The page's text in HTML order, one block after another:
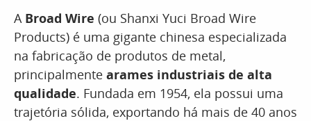
A Broad Wire (ou Shanxi Yuci Broad Wire
Products) é uma gigante chinesa especializada
na fabricação de produtos de metal,
principalmente arames industriais de alta
qualidade. Fundada em 1954, ela possui uma
trajetória sólida, exportando há mais de 40 anos